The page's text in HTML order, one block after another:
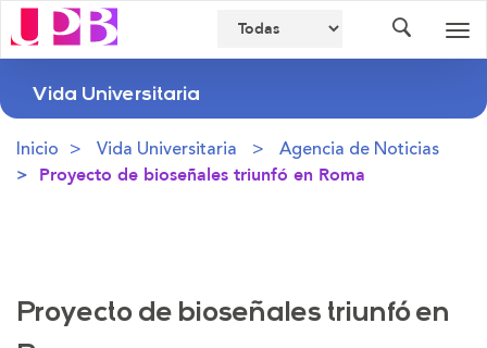
Vida Universitaria
Inicio Vida Universitaria Agencia de Noticias
Proyecto de bioseñales triunfó en Roma
Proyecto de bioseñales triunfó en